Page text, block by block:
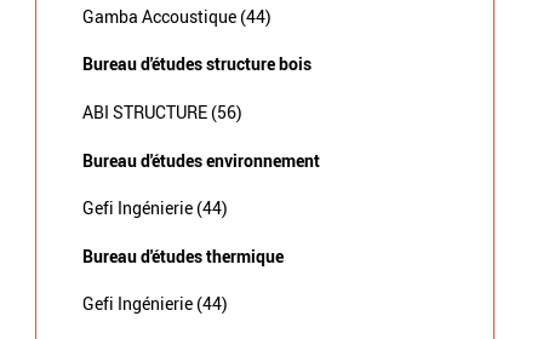
Gamba Accoustique (44)
Bureau d'études structure bois
ABI STRUCTURE (56)
Bureau d'études environnement
Gefi Ingénierie (44)
Bureau d'études thermique
Gefi Ingénierie (44)